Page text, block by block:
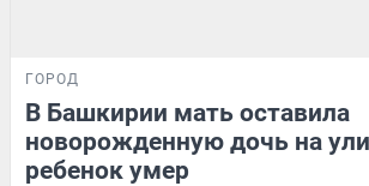
ГОРОД
В Башкирии мать оставила
новорожденную дочь на
ребенок умер